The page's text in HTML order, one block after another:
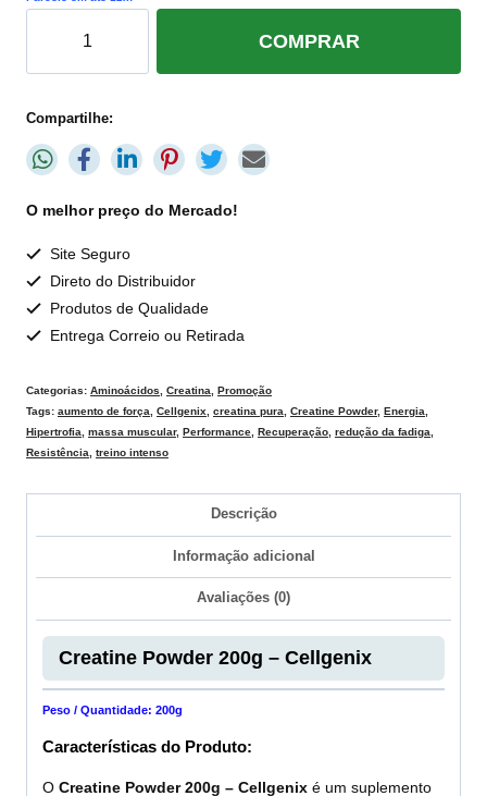
COMPRAR
Compartilhe:
O melhor preço do Mercado!
Site Seguro
Direto do Distribuidor
Produtos de Qualidade
Entrega Correio ou Retirada
Categorias: Aminoácidos Creatina
Promoção
Tags: aumento de força Cellgenix creatina pura Creatine Powder, Energia
Hipertrofia
massa muscular, Performance Recuperação redução da fadiga
Resistência
treino intenso
Descrição
Informação adicional
Avaliações (0)
Creatine Powder 200g – Cellgenix
Peso / Quantidade: 200g
Características do Produto:
O Creatine Powder 200g – Cellgenix é um suplemento